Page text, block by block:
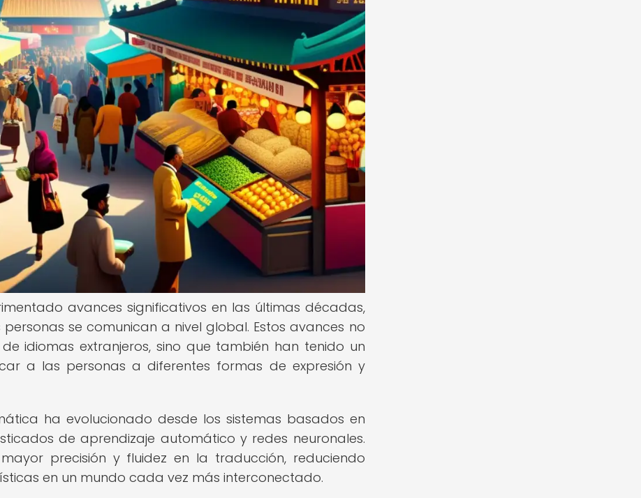
avances significativos en las últimas décadas,
se comunican a nivel global. Estos avances no
idiomas extranjeros, sino que también han tenido un
a las personas a diferentes formas de expresión y
ha evolucionado desde los sistemas basados en
de aprendizaje automático y redes neuronales.
precisión y fluidez en la traducción, reduciendo
en un mundo cada vez más interconectado.